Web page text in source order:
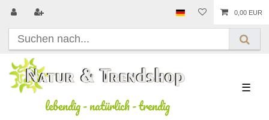
0,00 EUR
lebendig-natürlich-trendig
☰